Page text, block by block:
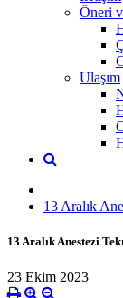
Öneri
Ulaşım
13 Aralık
13 Aralık Anestezi
23 Ekim 2023